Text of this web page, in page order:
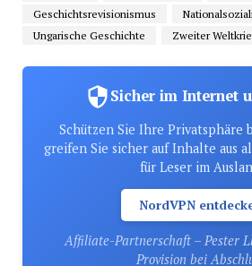
Geschichtsrevisionismus
Ungarische Geschichte
Zweiter
Sicher im Internet
Schützen Sie Ihre Privatsphäre
greifen Sie sicher auf Inhalte aus
für Leser im
NordVPN
Affiliate-Partnerschaft – Pester
Provision bei